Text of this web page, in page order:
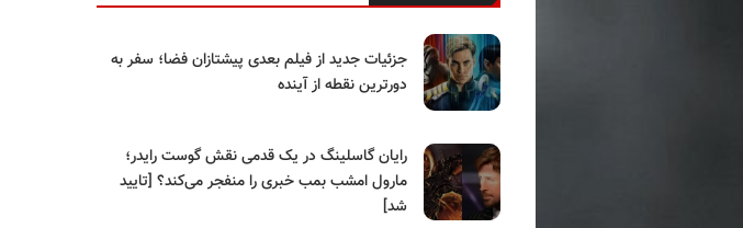
جزئیات جدید از فیلم بعدی پیشتازان فضا؛ سفر به
دورترین نقطه از آینده
رایان گاسلینگ در یک قدمی نقش گوست رایدر؛
مارول امشب بمب خبری را منفجر می‌کند؟ [تایید
شد]